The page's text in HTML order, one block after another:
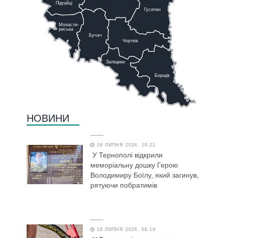
Бучач
Заліщики
Борщів
Чортків
Гусятин
Підгайці
Монасти-
риська
НОВИНИ
18 ЛИПНЯ 2026, 10:21
У Тернополі відкрили
меморіальну дошку Герою
Володимиру Боїлу, який загинув,
рятуючи побратимів
18 ЛИПНЯ 2026, 06:19